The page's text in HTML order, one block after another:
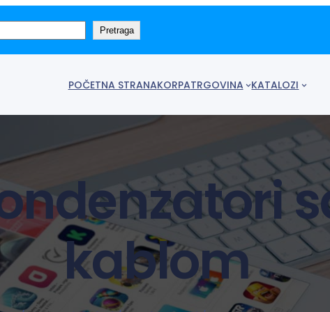
Pretraga
POČETNA STRANAKORPATRGOVINA KATALOZI
kablom